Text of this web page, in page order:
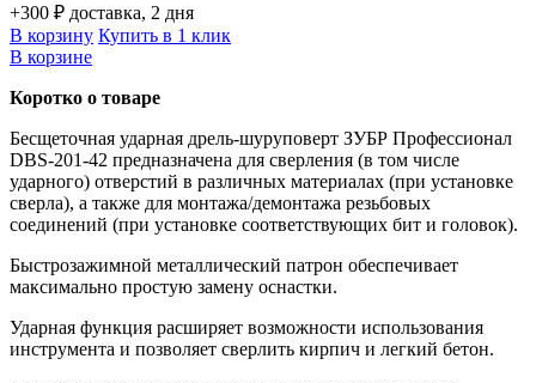
+300 ₽ доставка, 2 дня
В корзину Купить в 1 клик
В корзине
Коротко о товаре
Бесщеточная ударная дрель-шуруповерт ЗУБР Профессионал
DBS-201-42 предназначена для сверления (в том числе
ударного) отверстий в различных материалах (при установке
сверла), а также для монтажа/демонтажа резьбовых
соединений (при установке соответствующих бит и головок).
Быстрозажимной металлический патрон обеспечивает
максимально простую замену оснастки.
Ударная функция расширяет возможности использования
инструмента и позволяет сверлить кирпич и легкий бетон.